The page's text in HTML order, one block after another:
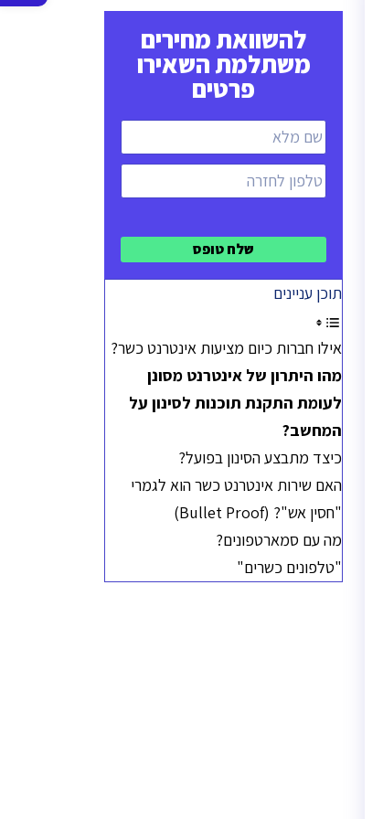
סרגל
להשוואת מחירים
משתלמת השאירו
פרטים
תוכן עניינים
אילו חברות כיום מציעות אינטרנט כשר?
מהו היתרון של אינטרנט מסונן
לעומת התקנת תוכנות לסינון על
המחשב?
כיצד מתבצע הסינון בפועל?
האם שירות אינטרנט כשר הוא לגמרי
"חסין אש"? (Bullet Proof)
מה עם סמארטפונים?
"טלפונים כשרים"